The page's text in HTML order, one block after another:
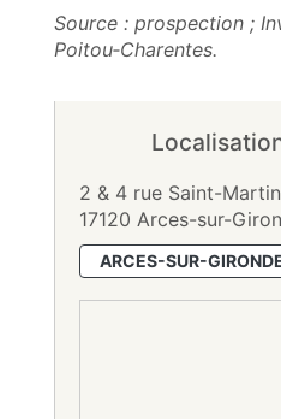
Source : prospection ;
Poitou‑Charentes.
2 & 4 rue Saint-Martin
17120 Arces-sur-
ARCES-SUR-